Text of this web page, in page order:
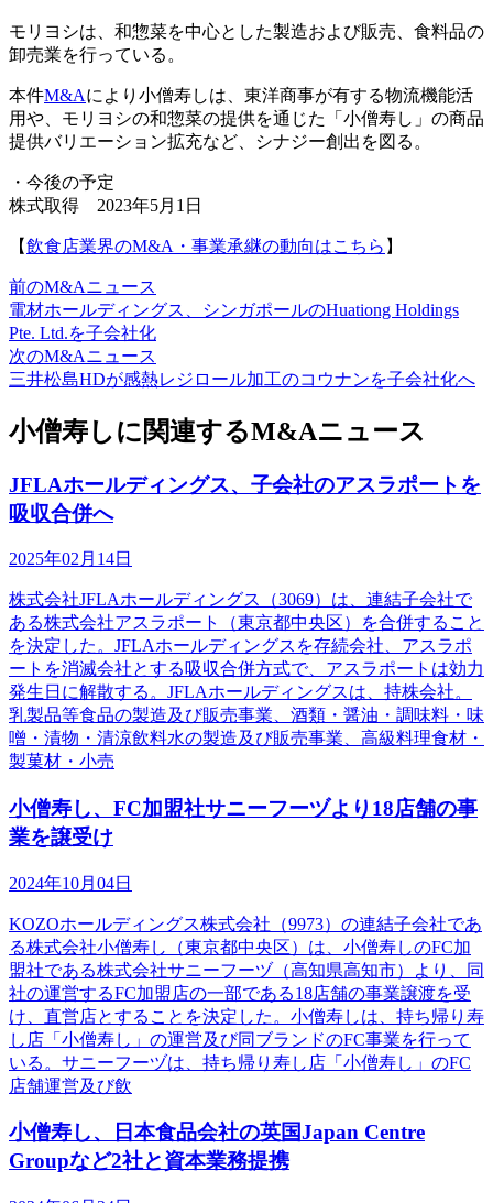
モリヨシは、和惣菜を中心とした製造および販売、食料品の
卸売業を行っている。
本件M&Aにより小僧寿しは、東洋商事が有する物流機能活
用や、モリヨシの和惣菜の提供を通じた「小僧寿し」の商品
提供バリエーション拡充など、シナジー創出を図る。
・今後の予定
株式取得 2023年5月1日
【飲食店業界のM&A・事業承継の動向はこちら 】
前のM&Aニュース
電材ホールディングス、シンガポールのHuationg Holdings
Pte. Ltd.を子会社化
次のM&Aニュース
三井松島HDが感熱レジロール加工のコウナンを子会社化へ
小僧寿しに関連するM&Aニュース
JFLAホールディングス、子会社のアスラポートを
吸収合併へ
2025年02月14日
株式会社JFLAホールディングス（3069）は、連結子会社で
ある株式会社アスラポート（東京都中央区）を合併すること
を決定した。JFLAホールディングスを存続会社、アスラポ
ートを消滅会社とする吸収合併方式で、アスラポートは効力
発生日に解散する。JFLAホールディングスは、持株会社。
乳製品等食品の製造及び販売事業、酒類・醤油・調味料・味
噌・漬物・清涼飲料水の製造及び販売事業、高級料理食材・
製菓材・小売
小僧寿し、FC加盟社サニーフーヅより18店舗の事
業を譲受け
2024年10月04日
KOZOホールディングス株式会社（9973）の連結子会社であ
る株式会社小僧寿し（東京都中央区）は、小僧寿しのFC加
盟社である株式会社サニーフーヅ（高知県高知市）より、同
社の運営するFC加盟店の一部である18店舗の事業譲渡を受
け、直営店とすることを決定した。小僧寿しは、持ち帰り寿
し店「小僧寿し」の運営及び同ブランドのFC事業を行って
いる。サニーフーヅは、持ち帰り寿し店「小僧寿し」のFC
店舗運営及び飲
小僧寿し、日本食品会社の英国Japan Centre
Groupなど2社と資本業務提携